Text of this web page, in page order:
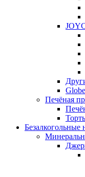
Печёная
Безалкогольные